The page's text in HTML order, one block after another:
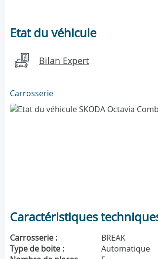
Etat du véhicule
Bilan Expert
Carrosserie
Caractéristiques
Carrosserie : BREAK
Type de boite :
Automatique